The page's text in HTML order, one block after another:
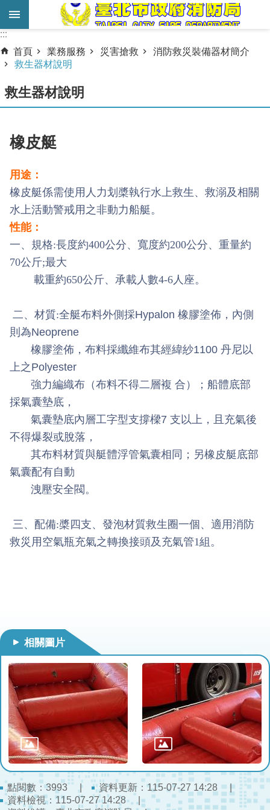
跳到主要內容區塊
進
階
尋
務
服
機
關
簡
介
宣
下
專
民
園
政
訊
公
開
專
區
統
計
資
料
影
音
專
區
:::
:::
首頁
業務服務 災害搶救
消防救災裝備器材簡介
救生器材說明
救生器材說明
橡皮艇
用途：
橡皮艇係需使用人力划槳執行水上救生、救溺及相關
水上活動警戒用之非動力船艇。
性能：
一、規格:長度約400公分、寬度約200公分、重量約
70公斤;最大
載重約650公斤、承載人數4-6人座。
二、材質:全艇布料外側採Hypalon 橡膠塗佈，內側
則為Neoprene
橡膠塗佈，布料採纖維布其經緯紗1100 丹尼以
上之Polyester
強力編織布（布料不得二層複 合）；船體底部
採氣囊墊底，
氣囊墊底內層工字型支撐樑7 支以上，且充氣後
不得爆裂或脫落，
其布料材質與艇體浮管氣囊相同；另橡皮艇底部
氣囊配有自動
洩壓安全閥。
三、配備:槳四支、發泡材質救生圈一個、適用消防
救災用空氣瓶充氣之轉換接頭及充氣管1組。
相關圖片
點閱數：3993
資料更新：115-07-27 14:28
資料檢視：115-07-27 14:28